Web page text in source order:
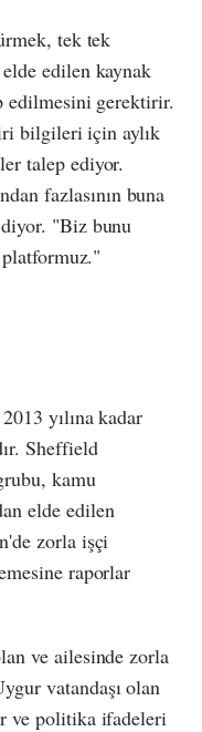
tek tek
edilen kaynak
gerektirir.
bilgileri için aylık
talep ediyor.
fazlasının buna
"Biz bunu
yılına kadar
Sheffield
kamu
elde edilen
zorla işçi
raporlar
ve ailesinde zorla
vatandaşı olan
ve politika ifadeleri